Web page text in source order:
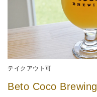
テイクアウト可
Beto Coco Brewing